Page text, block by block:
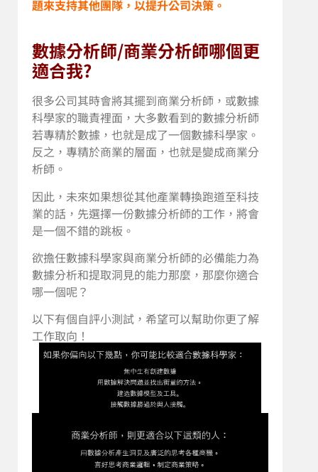
題來支持其他團隊，以提升公司決策。
數據分析師/商業分析師哪個更
適合我?
很多公司其時會將其擺到商業分析師，或數據
科學家的職責裡面，大多數看到的數據分析師
若專精於數據，也就是成了一個數據科學家。
反之，專精於商業的層面，也就是變成商業分
析師。
因此，未來如果想從其他產業轉換跑道至科技
業的話，先選擇一份數據分析師的工作，將會
是一個不錯的跳板。
欲擔任數據科學家與商業分析師的必備能力為
數據分析和提取洞見的能力那麼，那麼你適合
哪一個呢？
以下有個自評小測試，希望可以幫助你更了解
工作取向！